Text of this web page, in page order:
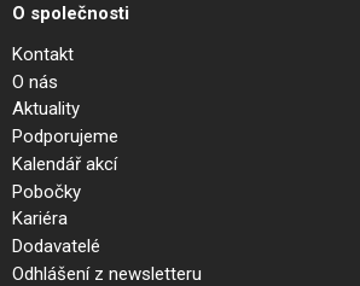
O společnosti
Kontakt
O nás
Aktuality
Podporujeme
Kalendář akcí
Pobočky
Kariéra
Dodavatelé
Odhlášení z newsletteru